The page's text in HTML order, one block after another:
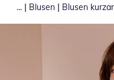
... | Blusen | Blusen